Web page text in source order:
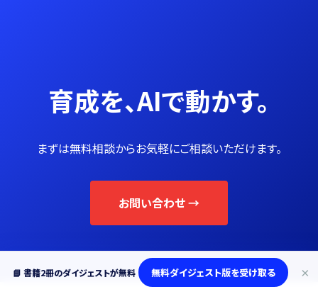
育成を、AIで動かす。
まずは無料相談からお気軽にご相談いただけます。
お問い合わせ →
📘 書籍2冊のダイジェストが無料 無料ダイジェスト版を受け取る ×